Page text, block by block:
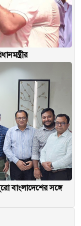
বাংলাদেশের সঙ্গে